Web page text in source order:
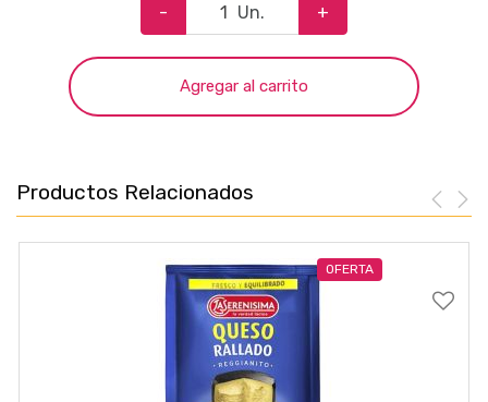
- Un. +
Agregar al carrito
Productos Relacionados
OFERTA